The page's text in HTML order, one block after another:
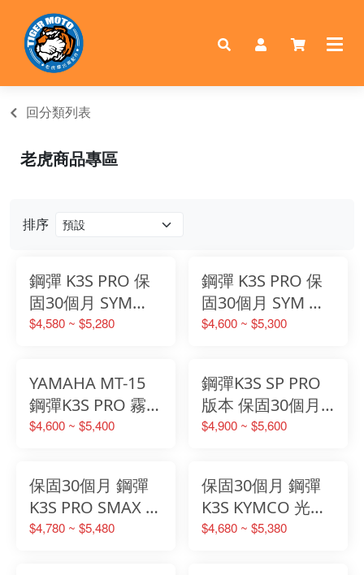
回分類列表
排序
鋼彈 K3S PRO 保
固30個月 SYM
TL500/508 專用霧
燈
$4,580 ~ $5,280
鋼彈 K3S PRO 保
固30個月 SYM 三
陽 DRG 專用霧燈
組 支架
$4,600 ~ $5,300
YAMAHA MT-15
鋼彈K3S PRO 霧燈
保固30個月 支架
$4,600 ~ $5,400
鋼彈K3S SP PRO
版本 保固30個月
XMAX 專用霧燈套
支架
$4,900 ~ $5,600
保固30個月 鋼彈
K3S PRO SMAX 專
用霧燈套組 支架
$4,780 ~ $5,480
保固30個月 鋼彈
K3S KYMCO 光陽
KRV 專用霧燈套組
$4,680 ~ $5,380
老虎商品專區